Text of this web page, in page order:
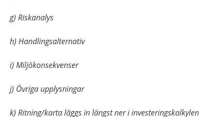
g) Riskanalys
h) Handlingsalternativ
i) Miljökonsekvenser
j) Övriga upplysningar
k) Ritning/karta läggs in längst ner i investeringskalkylen